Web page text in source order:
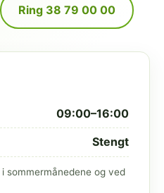
Ring 38 79 00 00
09:00–16:00
Stengt
sommermånedene og ved